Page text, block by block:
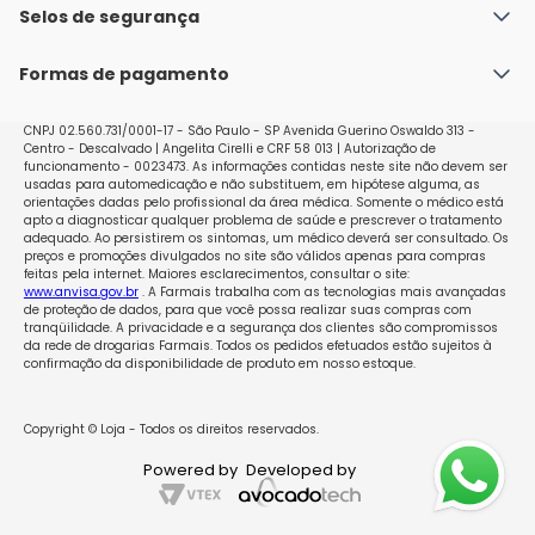
preferencialmente próximo às refeições. A utilização
de Myrafer deverá ser realizada por 3 a 5 meses até a
Posteriormente a terapia deve ser continuada com
meses) a fim de que se restaure a reserva de ferro.
Deficiência de ferro latente (sem sintomas) por um
período de 1 a 2 meses Ingerir, via oral, 1 comprimido
revestido (100mg de ferro elementar) por dia,
preferencialmente próximo às refeições. Mulheres
grávidas Deficiência de ferro manifesta (com
sintomas) Ingerir, via oral, 2 comprimidos revestidos
(200mg de ferro elementar) por dia. Posteriormente, a
terapia deve ser continuada com 01 comprimido
(100mg de ferro elementar) por dia até o final da
oral, 1 comprimido revestido (100mg de ferro
elementar) por dia, preferencialmente próximo às
refeições. Siga a orientação de seu médico,
respeitando sempre os horários, as doses e a duração
Nossas lojas
Política de Envio
Políticas de Trocas e Devoluções
Selos de segurança
Formas de pagamento
CNPJ 02.560.731/0001-17 - São Paulo - SP Avenida Guerino Oswaldo 313 -
Centro - Descalvado | Angelita Cirelli e CRF 58 013 | Autorização de
funcionamento - 0023473. As informações contidas neste site não devem ser
usadas para automedicação e não substituem, em hipótese alguma, as
orientações dadas pelo profissional da área médica. Somente o médico está
apto a diagnosticar qualquer problema de saúde e prescrever o tratamento
adequado. Ao persistirem os sintomas, um médico deverá ser consultado. Os
preços e promoções divulgados no site são válidos apenas para compras
feitas pela internet. Maiores esclarecimentos, consultar o site:
www.anvisa.gov.br. A Farmais trabalha com as tecnologias mais avançadas
de proteção de dados, para que você possa realizar suas compras com
tranqüilidade. A privacidade e a segurança dos clientes são compromissos
da rede de drogarias Farmais. Todos os pedidos efetuados estão sujeitos à
confirmação da disponibilidade de produto em nosso estoque.
Copyright © Loja - Todos os direitos reservados.
Powered by Developed by